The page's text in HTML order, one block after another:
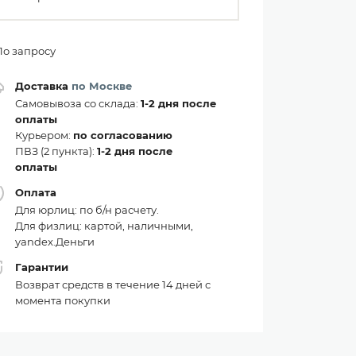
запросу
Доставка по Москве
Самовывоза со склада: 1-2 дня после
оплаты
Курьером: по согласованию
ПВЗ (2 пункта): 1-2 дня после
оплаты
Оплата
Для юрлиц: по б/н расчету.
Для физлиц: картой, наличными,
yandex.Деньги
Гарантии
Возврат средств в течение 14 дней с
момента покупки